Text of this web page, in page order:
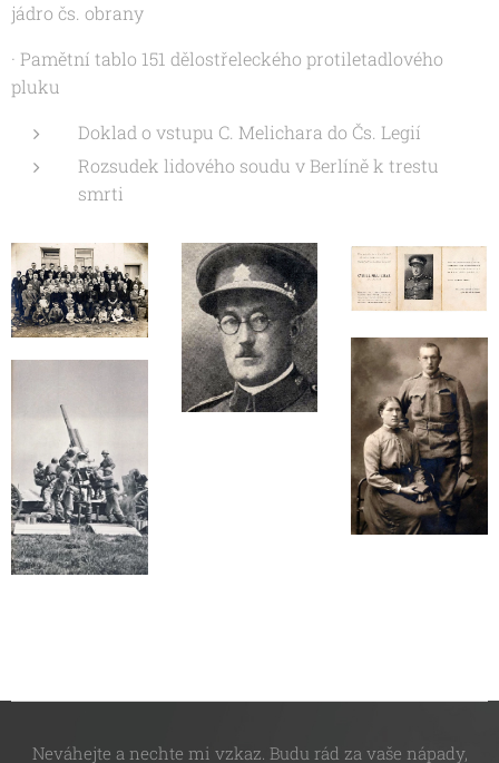
jádro čs. obrany
· Pamětní tablo 151 dělostřeleckého protiletadlového
pluku
Doklad o vstupu C. Melichara do Čs. Legií
Rozsudek lidového soudu v Berlíně k trestu
smrti
Neváhejte a nechte mi vzkaz. Budu rád za vaše nápady,